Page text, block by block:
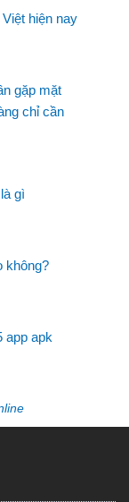
hiện nay
gặp mặt
chỉ cần
gì
không?
app apk